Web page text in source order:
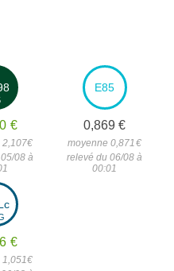
€
2,107€
08 à
E85
0,869 €
moyenne 0,871 €
relevé du 06/08 à
00:01
€
€